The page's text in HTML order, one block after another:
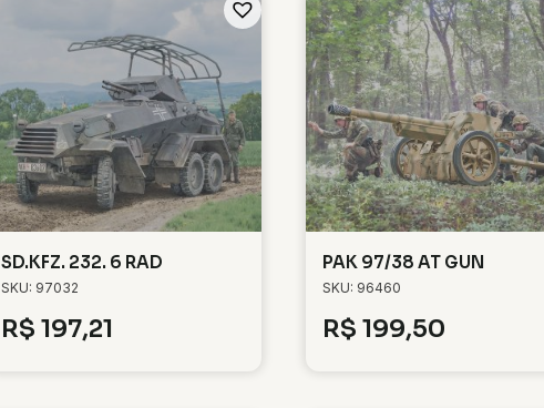
SD.KFZ. 232. 6 RAD
SKU: 97032
R$ 197,21
PAK 97/38 AT GUN
SKU: 96460
R$ 199,50